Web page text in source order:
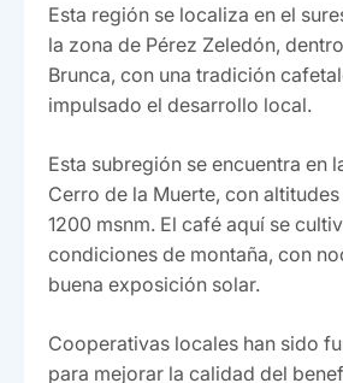
Esta región se localiza en el
la zona de Pérez Zeledón,
Brunca, con una tradición
impulsado el desarrollo local.
Esta subregión se encuentra en
Cerro de la Muerte, con
1200 msnm. El café aquí se
condiciones de montaña, con
buena exposición solar.
Cooperativas locales han sido
para mejorar la calidad del